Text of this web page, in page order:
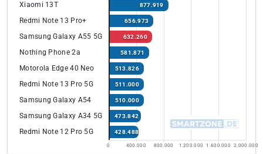
Xiaomi 13T 877.919
Redmi Note 13 Pro+ 656.973
Samsung Galaxy A55 5G 632.260
Nothing Phone 2a 581.871
Motorola Edge 40 Neo 513.826
Redmi Note 13 Pro 5G 511.000
Samsung Galaxy A54 510.000
Samsung Galaxy A34 5G 473.842
Redmi Note 12 Pro 5G 428.488
0 400.000 800.000 1.200.000 1.600.000 2.000.000